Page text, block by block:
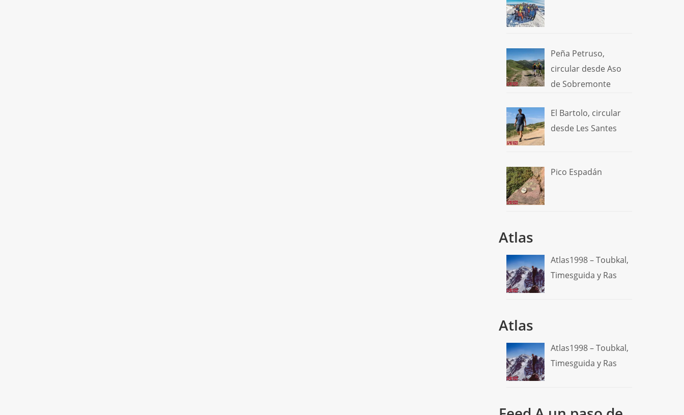
Peña Petruso,
circular desde Aso
de Sobremonte
El Bartolo, circular
desde Les Santes
Pico Espadán
Atlas
Atlas1998 – Toubkal,
Timesguida y Ras
Atlas
Atlas1998 – Toubkal,
Timesguida y Ras